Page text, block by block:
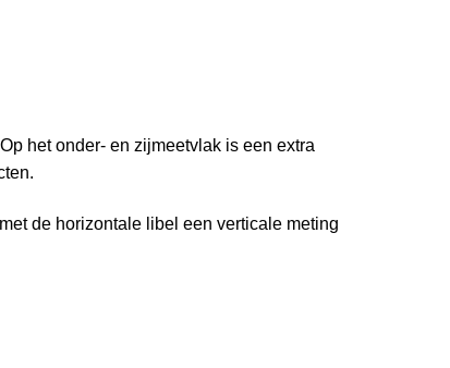
het onder- en zijmeetvlak is een extra
de horizontale libel een verticale meting